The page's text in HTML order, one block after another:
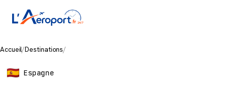
Accueil/Destinations/
Espagne